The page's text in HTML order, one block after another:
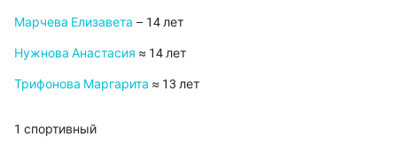
Марчева Елизавета – 14 лет
Нужнова Анастасия ≈ 14 лет
Трифонова Маргарита ≈ 13 лет
1 спортивный